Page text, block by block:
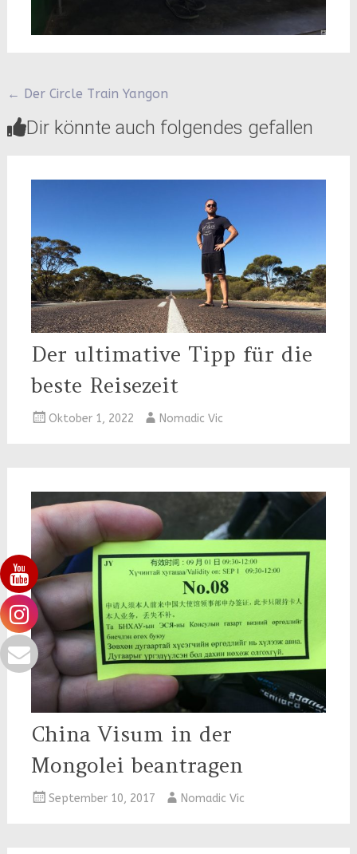
Beitragsnavigation
← Der Circle Train Yangon
Dir könnte auch folgendes gefallen
Der ultimative Tipp für die
beste Reisezeit
Oktober 1, 2022 Nomadic Vic
China Visum in der
Mongolei beantragen
September 10, 2017 Nomadic Vic